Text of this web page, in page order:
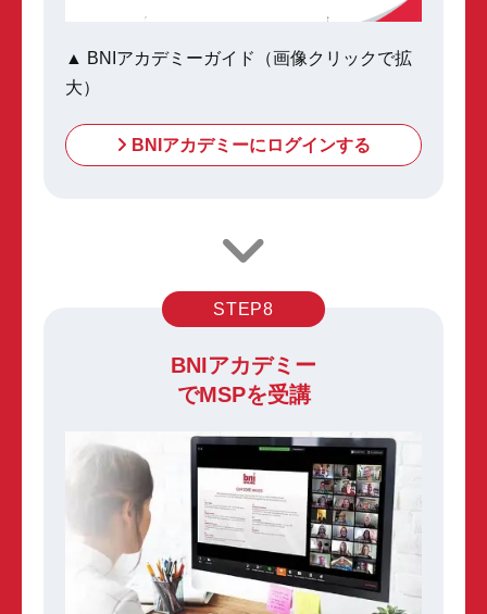
▲ BNIアカデミーガイド（画像クリックで拡
大）
BNIアカデミーにログインする
STEP8
BNIアカデミー
でMSPを受講